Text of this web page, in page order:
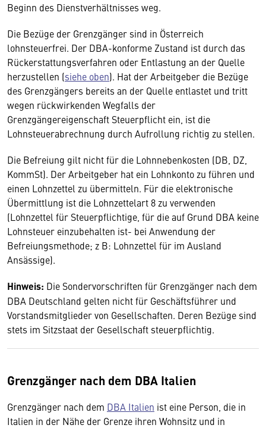
Beginn des Dienstverhältnisses weg.
Die Bezüge der Grenzgänger sind in Österreich
lohnsteuerfrei. Der DBA-konforme Zustand ist durch das
Rückerstattungsverfahren oder Entlastung an der Quelle
herzustellen (siehe oben). Hat der Arbeitgeber die Bezüge
des Grenzgängers bereits an der Quelle entlastet und tritt
wegen rückwirkenden Wegfalls der
Grenzgängereigenschaft Steuerpflicht ein, ist die
Lohnsteuerabrechnung durch Aufrollung richtig zu stellen.
Die Befreiung gilt nicht für die Lohnnebenkosten (DB, DZ,
KommSt). Der Arbeitgeber hat ein Lohnkonto zu führen und
einen Lohnzettel zu übermitteln. Für die elektronische
Übermittlung ist die Lohnzettelart 8 zu verwenden
(Lohnzettel für Steuerpflichtige, für die auf Grund DBA keine
Lohnsteuer einzubehalten ist- bei Anwendung der
Befreiungsmethode; z B: Lohnzettel für im Ausland
Ansässige).
Hinweis: Die Sondervorschriften für Grenzgänger nach dem
DBA Deutschland gelten nicht für Geschäftsführer und
Vorstandsmitglieder von Gesellschaften. Deren Bezüge sind
stets im Sitzstaat der Gesellschaft steuerpflichtig.
Grenzgänger nach dem DBA Italien
Grenzgänger nach dem DBA Italien ist eine Person, die in
Italien in der Nähe der Grenze ihren Wohnsitz und in